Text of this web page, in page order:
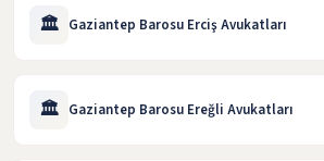
🏛️ Gaziantep Barosu Erciş Avukatları
🏛️ Gaziantep Barosu Ereğli Avukatları